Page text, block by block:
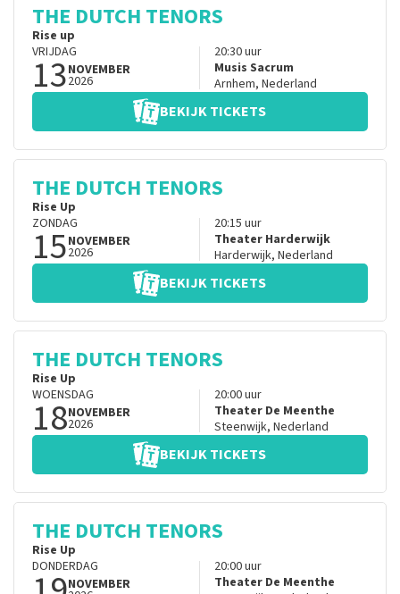
THE DUTCH TENORS
Rise up
VRIJDAG
13NOVEMBER
2026
20:30uur
Musis Sacrum
Arnhem, Nederland
BEKIJK TICKETS
THE DUTCH TENORS
Rise Up
ZONDAG
15NOVEMBER
2026
20:15 uur
Theater Harderwijk
Harderwijk, Nederland
BEKIJK TICKETS
THE DUTCH TENORS
Rise Up
WOENSDAG
18NOVEMBER
2026
20:00uur
Theater De Meenthe
Steenwijk, Nederland
BEKIJK TICKETS
THE DUTCH TENORS
Rise Up
DONDERDAG
NOVEMBER
20:00uur
Theater De Meenthe